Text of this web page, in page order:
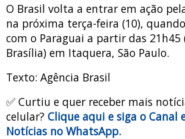
O Brasil volta a entrar em ação
na próxima terça-feira (10),
com o Paraguai a partir das 21h45
Brasília) em Itaquera, São Paulo.
Texto: Agência Brasil
✅ Curtiu e quer receber mais
celular? Clique aqui e siga o Canal
Notícias no WhatsApp.